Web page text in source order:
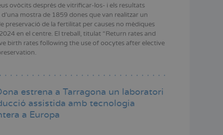
ovòcits després de vitrificar-los- i els resultats
mostra de 1859 dones que van realitzar un
preservació de la fertilitat per causes no mèdiques
en el centre. El treball, titulat “Return rates and
birth rates following the use of oocytes after elective
estrena a Tarragona un laboratori
assistida amb tecnologia
a Europa